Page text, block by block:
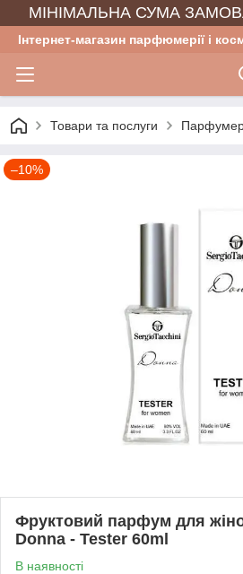
МІНІМАЛЬНА СУМА
Інтернет-магазин парфюмерії і
Товари та послуги
–10%
Фруктовий парфум для
Donna - Tester 60ml
В наявності